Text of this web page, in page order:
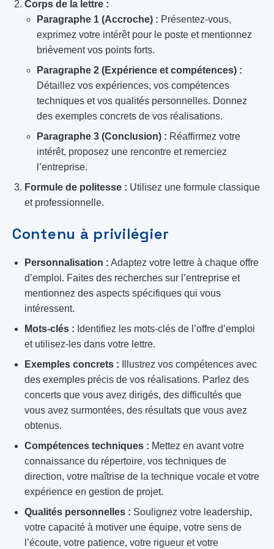
Corps de la lettre :
Paragraphe 1 (Accroche) : Présentez-vous,
exprimez votre intérêt pour le poste et mentionnez
brièvement vos points forts.
Paragraphe 2 (Expérience et compétences) :
Détaillez vos expériences, vos compétences
techniques et vos qualités personnelles. Donnez
des exemples concrets de vos réalisations.
Paragraphe 3 (Conclusion) : Réaffirmez votre
intérêt, proposez une rencontre et remerciez
l’entreprise.
Formule de politesse : Utilisez une formule classique
et professionnelle.
Contenu à privilégier
Personnalisation : Adaptez votre lettre à chaque offre
d’emploi. Faites des recherches sur l’entreprise et
mentionnez des aspects spécifiques qui vous
intéressent.
Mots-clés : Identifiez les mots-clés de l’offre d’emploi
et utilisez-les dans votre lettre.
Exemples concrets : Illustrez vos compétences avec
des exemples précis de vos réalisations. Parlez des
concerts que vous avez dirigés, des difficultés que
vous avez surmontées, des résultats que vous avez
obtenus.
Compétences techniques : Mettez en avant votre
connaissance du répertoire, vos techniques de
direction, votre maîtrise de la technique vocale et votre
expérience en gestion de projet.
Qualités personnelles : Soulignez votre leadership,
votre capacité à motiver une équipe, votre sens de
l’écoute, votre patience, votre rigueur et votre